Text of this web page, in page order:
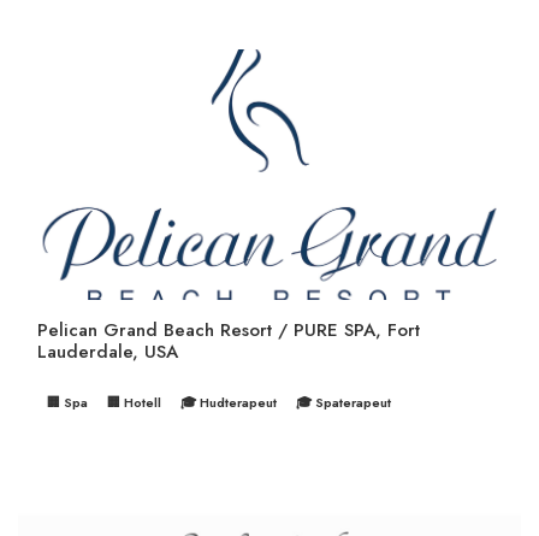
Pelican Grand Beach Resort / PURE SPA, Fort
Lauderdale, USA
🏢 Spa 🏢 Hotell 🎓 Hudterapeut 🎓 Spaterapeut